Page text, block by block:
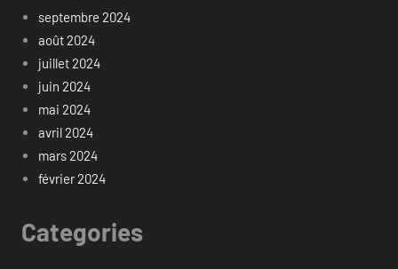
septembre 2024
août 2024
juillet 2024
juin 2024
mai 2024
avril 2024
mars 2024
février 2024
Categories